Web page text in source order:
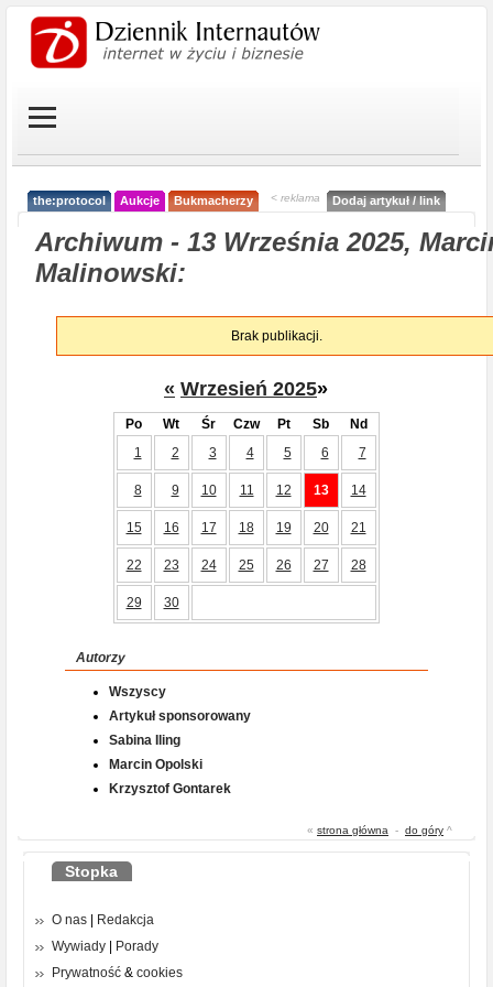
the:protocol Aukcje Bukmacherzy < reklama Dodaj artykuł / link
Archiwum - 13 Września 2025,
Malinowski:
Brak publikacji.
« Wrzesień 2025»
Po Wt Śr Czw Pt Sb
Nd
1
2 3 4 5 6 7
8 9 10 11 12 13 14
15 16 17 18 19 20 21
22 23 24 25 26 27 28
29 30
Autorzy
Wszyscy
Artykuł sponsorowany
Sabina Iling
Marcin Opolski
Krzysztof Gontarek
« strona główna - do góry ^
Stopka
O nas
Redakcja
Wywiady
Porady
Prywatność & cookies